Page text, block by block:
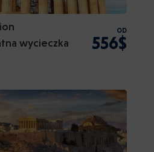
wycieczka
OD
556$